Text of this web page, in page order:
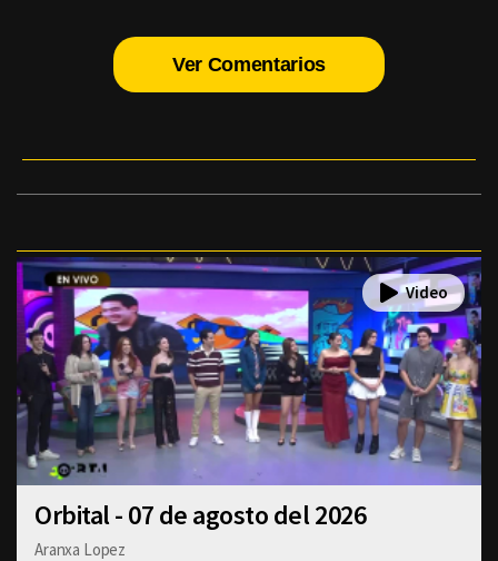
Ver Comentarios
Orbital - 07 de agosto del 2026
Aranxa Lopez